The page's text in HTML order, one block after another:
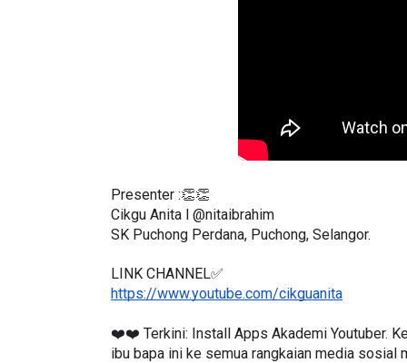
Presenter :👏👏
Cikgu Anita l @nitaibrahim
SK Puchong Perdana, Puchong, Selangor.
LINK CHANNEL✅
https://www.youtube.com/cikguanita
❤️❤️ Terkini: Install Apps Akademi Youtuber.
ibu bapa ini ke semua rangkaian media sosial
🔴 [LIVE] MATEMATIK SR, WANG
TAHUN 6 OLEH CIKGU ANITA
Sejarah
Unknown 8